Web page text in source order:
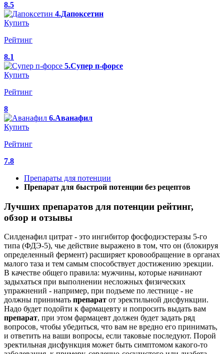
8.5
4.Дапоксетин
Купить
Рейтинг
8.1
5.Супер п-форсе
Купить
Рейтинг
8
6.Аванафил
Купить
Рейтинг
7.8
Препараты для потенции
Препарат для быстрой потенции без рецептов
Лучших препаратов для потенции рейтинг,
обзор и отзывы
Силденафил цитрат - это ингибитор фосфодиэстеразы 5-го
типа (ФДЭ-5), чье действие выражено в том, что он (блокируя
определенный фермент) расширяет кровообращение в органах
малого таза и тем самым способствует достижению эрекции.
В качестве общего правила: мужчины, которые начинают
задыхаться при выполнении несложных физических
упражнений - например, при подъеме по лестнице - не
должны принимать препарат от эректильной дисфункции.
Надо будет подойти к фармацевту и попросить выдать вам
препарат, при этом фармацевт должен будет задать ряд
вопросов, чтобы убедиться, что вам не вредно его принимать,
и ответить на ваши вопросы, если таковые последуют. Порой
эректильная дисфункция может быть симптомом какого-то